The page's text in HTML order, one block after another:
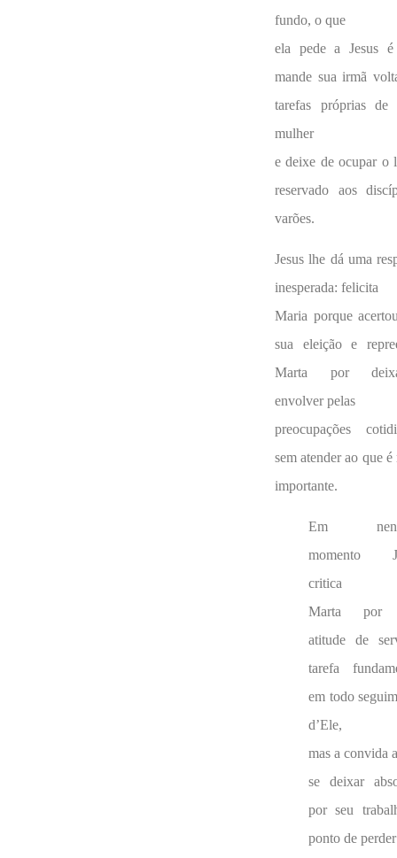
fundo, o que
ela pede a Jesus
mande sua irmã
tarefas próprias de
mulher
e deixe de ocupar o
reservado aos
varões.
Jesus lhe dá uma
inesperada: felicita
Maria porque
sua eleição e
Marta por
envolver pelas
preocupações
sem atender ao que é
importante.
Em
momento
critica
Marta por
atitude de
tarefa
em todo
d’Ele,
mas a convida
se deixar
por seu
ponto de